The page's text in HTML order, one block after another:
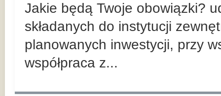
Jakie będą Twoje obowiązki?
składanych do instytucji
planowanych inwestycji, przy
współpraca z...